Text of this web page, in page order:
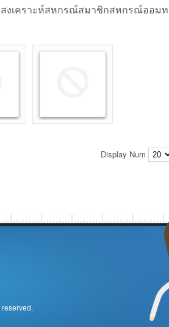
งเคราะห์สหกรณ์สมาชิกสหกรณ์ออม
Display Num